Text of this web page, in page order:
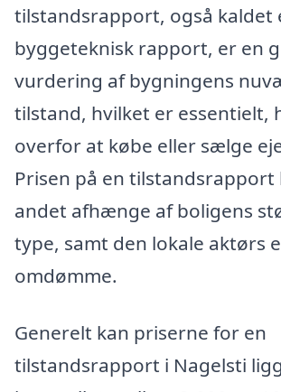
tilstandsrapport, også kaldet
byggeteknisk rapport, er en
vurdering af bygningens
tilstand, hvilket er essentielt,
overfor at købe eller sælge
Prisen på en tilstandsrapport
andet afhænge af boligens
type, samt den lokale aktørs
omdømme.
Generelt kan priserne for en
tilstandsrapport i Nagelsti